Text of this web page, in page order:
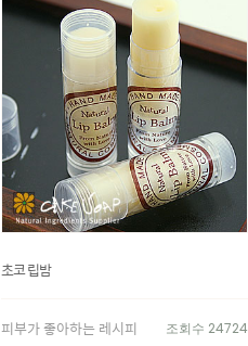
초코 립밤
피부가 좋아하는 레시피 조회수 24724